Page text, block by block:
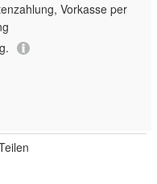
Vorkasse per